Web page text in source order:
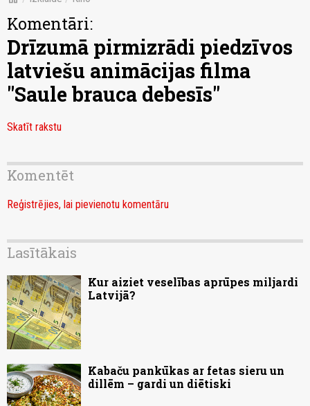
Komentāri:
Drīzumā pirmizrādi piedzīvos
latviešu animācijas filma
"Saule brauca debesīs"
Skatīt rakstu
Komentēt
Reģistrējies, lai pievienotu komentāru
Lasītākais
Kur aiziet veselības aprūpes miljardi
Latvijā?
Kabaču pankūkas ar fetas sieru un
dillēm – gardi un diētiski